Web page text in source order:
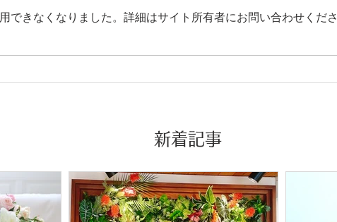
できなくなりました。詳細はサイト所有者にお問い合わせくださ
​新着記事